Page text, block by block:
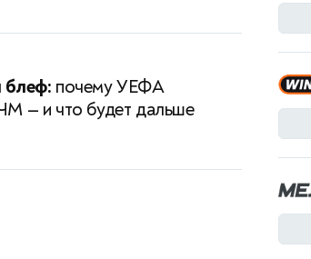
блеф: почему УЕФА
— и что будет дальше